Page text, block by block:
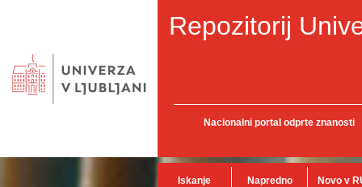
Repozitorij
Nacionalni portal odprte znanosti
Iskanje Napredno Novo v